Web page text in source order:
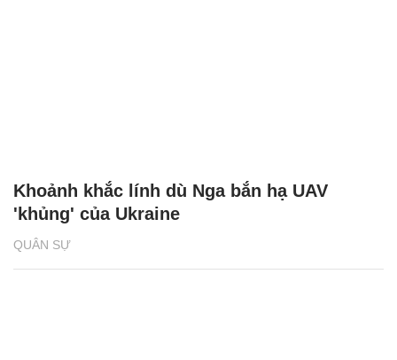
QUÂN SỰ
Khoảnh khắc lính dù Nga bắn hạ UAV
'khủng' của Ukraine